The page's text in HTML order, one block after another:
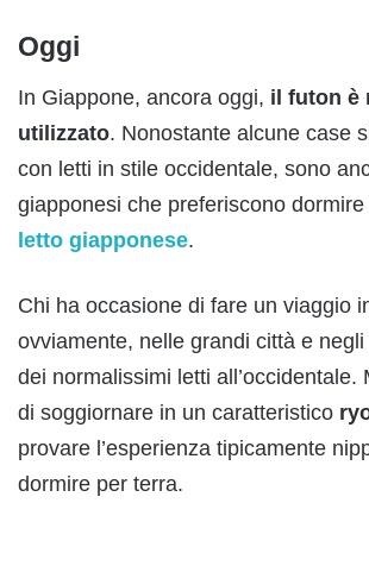
Oggi
In Giappone, ancora oggi, il futon è
utilizzato. Nonostante alcune case
con letti in stile occidentale, sono
giapponesi che preferiscono
letto giapponese.
Chi ha occasione di fare un viaggio
ovviamente, nelle grandi città e
dei normalissimi letti all’occidentale.
di soggiornare in un caratteristico
provare l’esperienza tipicamente
dormire per terra.